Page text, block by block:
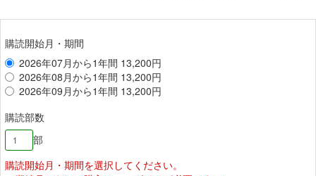
購読開始月・期間
2026年07月から1年間 13,200円
2026年08月から1年間 13,200円
2026年09月から1年間 13,200円
購読部数
部
購読開始月・期間を選択してください。